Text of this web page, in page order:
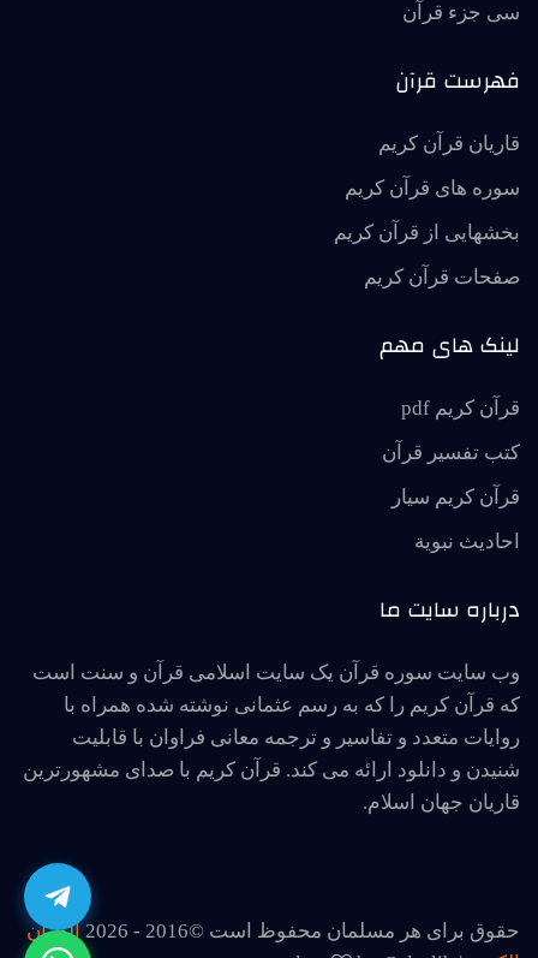
سی جزء قرآن
فهرست قرآن
قاریان قرآن کریم
سوره های قرآن کریم
بخشهایی از قرآن کریم
صفحات قرآن کریم
لینک های مهم
قرآن کریم pdf
کتب تفسیر قرآن
قرآن کریم سیار
احاديث نبوية
درباره سایت ما
وب سایت سوره قرآن یک سایت اسلامی قرآن و سنت است
که قرآن کریم را که به رسم عثمانی نوشته شده همراه با
روایات متعدد و تفاسیر و ترجمه معانی فراوان با قابلیت
شنیدن و دانلود ارائه می کند. قرآن کریم با صدای مشهورترین
قاریان جهان اسلام.
حقوق برای هر مسلمان محفوظ است ©2016 - 2026 القرآن